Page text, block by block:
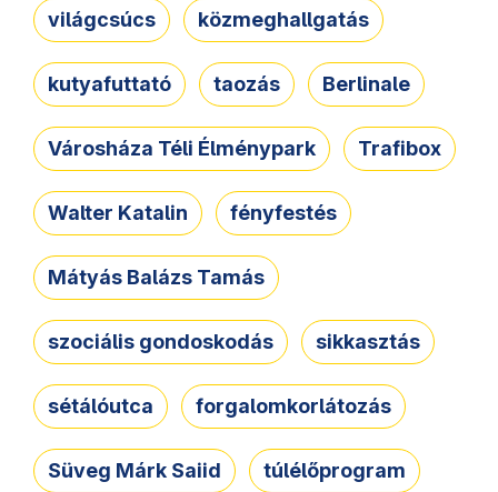
világcsúcs közmeghallgatás
kutyafuttató taozás Berlinale
Városháza Téli Élménypark Trafibox
Walter Katalin fényfestés
Mátyás Balázs Tamás
szociális gondoskodás sikkasztás
sétálóutca forgalomkorlátozás
Süveg Márk Saiid túlélőprogram